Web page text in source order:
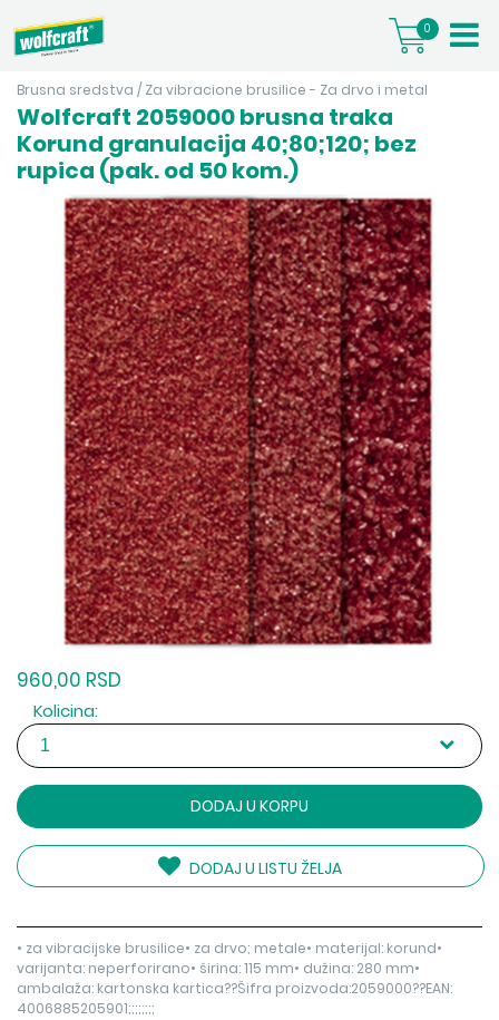
0
Brusna sredstva / Za vibracione brusilice - Za drvo i metal
Wolfcraft 2059000 brusna traka
Korund granulacija 40;80;120; bez
rupica (pak. od 50 kom.)
960,00 RSD
Kolicina:
DODAJ U KORPU
DODAJ U LISTU ŽELJA
• za vibracijske brusilice• za drvo; metale• materijal: korund•
varijanta: neperforirano• širina: 115 mm• dužina: 280 mm•
ambalaža: kartonska kartica??Šifra proizvoda:2059000??EAN:
4006885205901;;;;;;;;